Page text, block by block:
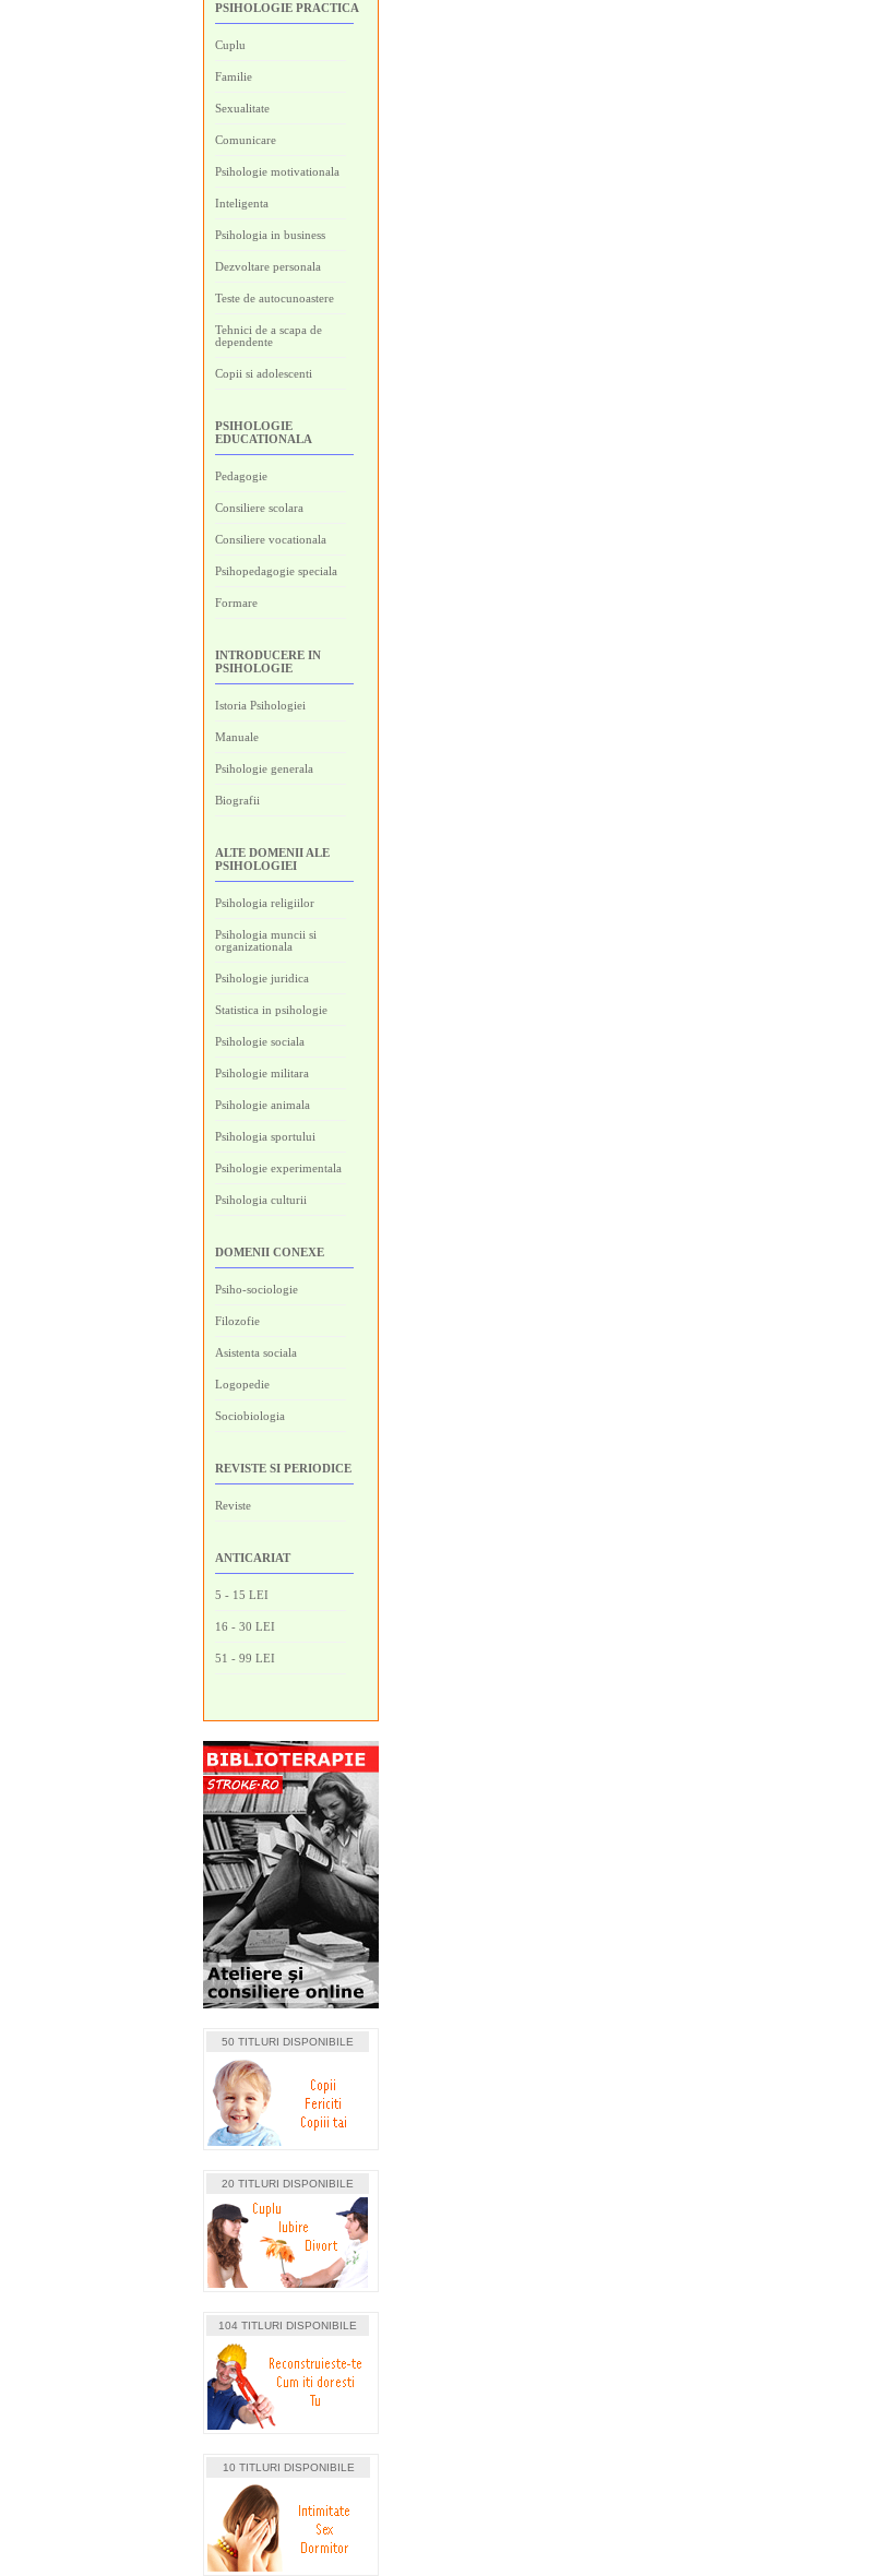
PSIHOLOGIE PRACTICA
Cuplu
Familie
Sexualitate
Comunicare
Psihologie motivationala
Inteligenta
Psihologia in business
Dezvoltare personala
Teste de autocunoastere
Tehnici de a scapa de
dependente
Copii si adolescenti
PSIHOLOGIE
EDUCATIONALA
Pedagogie
Consiliere scolara
Consiliere vocationala
Psihopedagogie speciala
Formare
INTRODUCERE IN
PSIHOLOGIE
Istoria Psihologiei
Manuale
Psihologie generala
Biografii
ALTE DOMENII ALE
PSIHOLOGIEI
Psihologia religiilor
Psihologia muncii si
organizationala
Psihologie juridica
Statistica in psihologie
Psihologie sociala
Psihologie militara
Psihologie animala
Psihologia sportului
Psihologie experimentala
Psihologia culturii
DOMENII CONEXE
Psiho-sociologie
Filozofie
Asistenta sociala
Logopedie
Sociobiologia
REVISTE SI PERIODICE
Reviste
ANTICARIAT
5 - 15 LEI
16 - 30 LEI
51 - 99 LEI
50 TITLURI DISPONIBILE
20 TITLURI DISPONIBILE
104 TITLURI DISPONIBILE
10 TITLURI DISPONIBILE